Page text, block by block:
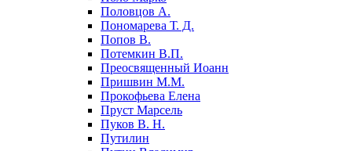
Половцов А.
Пономарева Т. Д.
Попов В.
Потемкин В.П.
Преосвященный Иоанн
Пришвин М.М.
Прокофьева Елена
Пруст Марсель
Пуков В. Н.
Путилин